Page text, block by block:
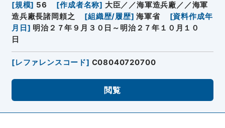
[規模] 56 [作成者名称] 大臣／／海軍造兵廠／／海軍
造兵廠長諸岡頼之
[組織歴/履歴] 海軍省 [資料作成年
月日 ] 明治２７年９月３０日～明治２７年１０月１０
日
[レファレンスコード] C08040720700
閲覧